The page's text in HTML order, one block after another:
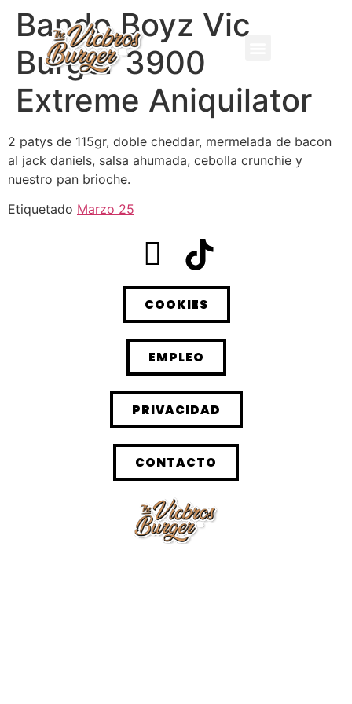
Bando Boyz Vic
Burger 3900
Extreme Aniquilator
2 patys de 115gr, doble cheddar, mermelada de bacon
al jack daniels, salsa ahumada, cebolla crunchie y
nuestro pan brioche.
Etiquetado Marzo 25
CONTACTO
PRIVACIDAD
EMPLEO
COOKIES